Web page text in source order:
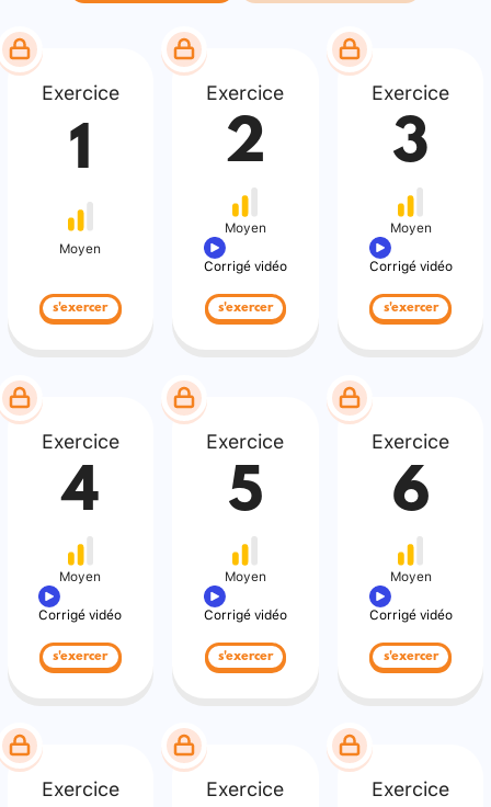
Exercice
1
Moyen
s'exercer
Exercice
2
Moyen
Corrigé vidéo
s'exercer
Exercice
3
Moyen
Corrigé vidéo
s'exercer
Exercice
4
Moyen
Corrigé vidéo
s'exercer
Exercice
5
Moyen
Corrigé vidéo
s'exercer
Exercice
6
Moyen
Corrigé vidéo
s'exercer
Exercice Exercice Exercice